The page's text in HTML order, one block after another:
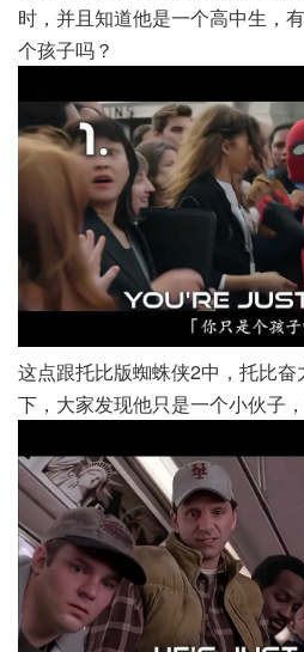
时，并且知道他是一个高中生，
个孩子吗？
这点跟托比版蜘蛛侠2中，托比
下，大家发现他只是一个小伙子